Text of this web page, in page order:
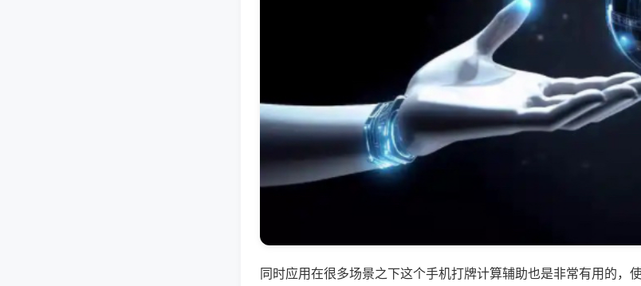
同时应用在很多场景之下这个手机打牌计算辅助也是非常有用的，